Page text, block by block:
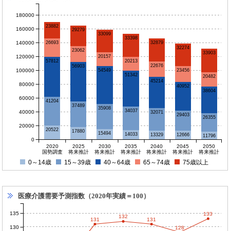
20522 17880 15494 14033 13329 12666 11796
41204
37489
35908 34037 32071 29403
26355
57812
56903
54549
51342
45214
40952
38604
26693
23062
20157
20213
22676
23456
20482
23882
29279
33099
33398
32879
32274
33903
2020
国勢調査
2025
将来推計
2030
将来推計
2035
将来推計
2040
将来推計
2045
将来推計
2050
将来推計
0
20000
40000
60000
80000
100000
120000
140000
160000
180000
0～14歳 15～39歳 40～64歳 65～74歳 75歳以上
医療介護需要予測指数（2020年実績＝100）
131 132
131
128
133
130
135